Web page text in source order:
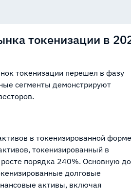
токенизации в
токенизации перешел в фазу
сегменты демонстрируют
в токенизированной
токенизированный в
порядка 240%. Основную
долговые
активы, включая